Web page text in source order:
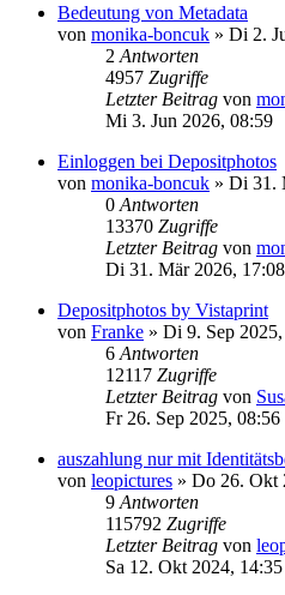
Bedeutung von Metadata
von monika-boncuk » Di 2.
2 Antworten
4957 Zugriffe
Letzter Beitrag von
Mi 3. Jun 2026, 08:59
Einloggen bei Depositphotos
von monika-boncuk » Di 31.
0 Antworten
13370 Zugriffe
Letzter Beitrag von
Di 31. Mär 2026, 17:08
Depositphotos by Vistaprint
von Franke » Di 9. Sep 2025,
6 Antworten
12117 Zugriffe
Letzter Beitrag von
Fr 26. Sep 2025, 08:56
auszahlung nur mit
von leopictures » Do 26. Okt
9 Antworten
115792 Zugriffe
Letzter Beitrag von
Sa 12. Okt 2024, 14:35